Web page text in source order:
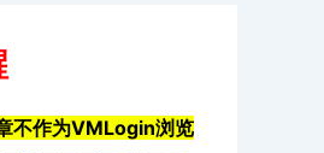
不作为VMLogin浏览